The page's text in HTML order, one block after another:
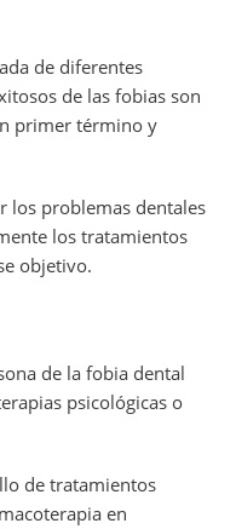
de diferentes
de las fobias son
primer término y
los problemas dentales
los tratamientos
objetivo.
de la fobia dental
psicológicas o
de tratamientos
en